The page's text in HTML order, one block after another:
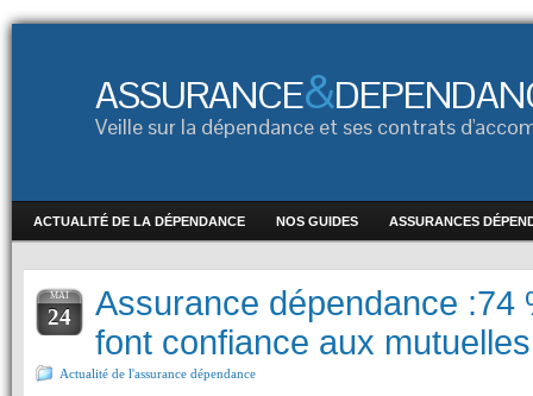
ASSURANCE&
Veille sur la dépendance et ses contrats
ACTUALITÉ DE LA DÉPENDANCE NOS GUIDES ASSURANCES
MAI
24
Assurance dépendance :74
font confiance aux mutuelles
Actualité de l'assurance dépendance